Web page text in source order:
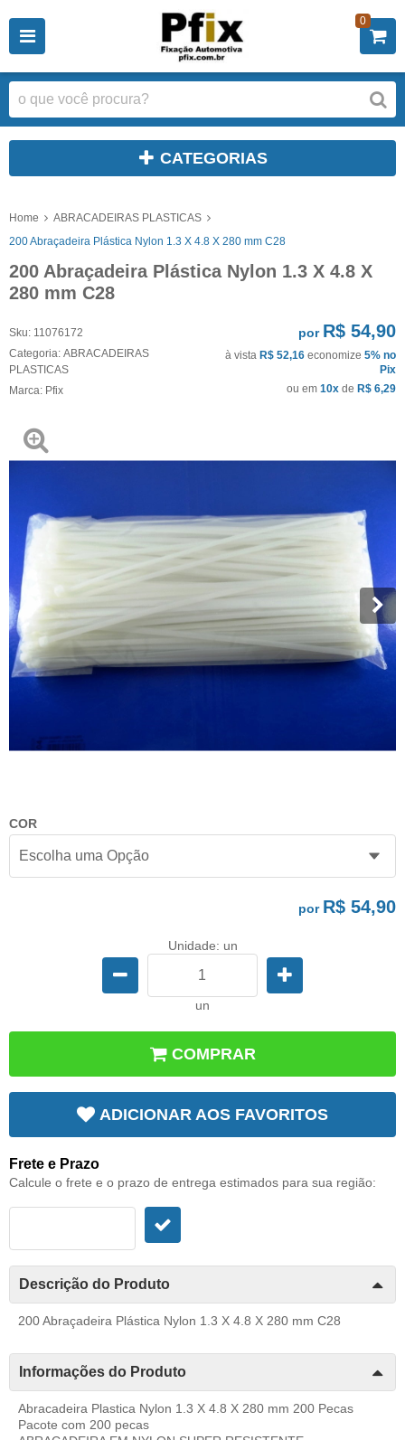
0
CATEGORIAS
Home
ABRACADEIRAS PLASTICAS
200 Abraçadeira Plástica Nylon 1.3 X 4.8 X 280 mm C28
200 Abraçadeira Plástica Nylon 1.3 X 4.8 X
280 mm C28
Sku: 11076172
Categoria: ABRACADEIRAS
PLASTICAS
Marca: Pfix
por R$ 54,90
à vista R$ 52,16 economize 5% no
Pix
ou em 10x de R$ 6,29
COR
por R$ 54,90
Unidade: un
un
COMPRAR
ADICIONAR AOS FAVORITOS
Frete e Prazo
Calcule o frete e o prazo de entrega estimados para sua região:
Descrição do Produto
200 Abraçadeira Plástica Nylon 1.3 X 4.8 X 280 mm C28
Informações do Produto
Abracadeira Plastica Nylon 1.3 X 4.8 X 280 mm 200 Pecas
Pacote com 200 pecas